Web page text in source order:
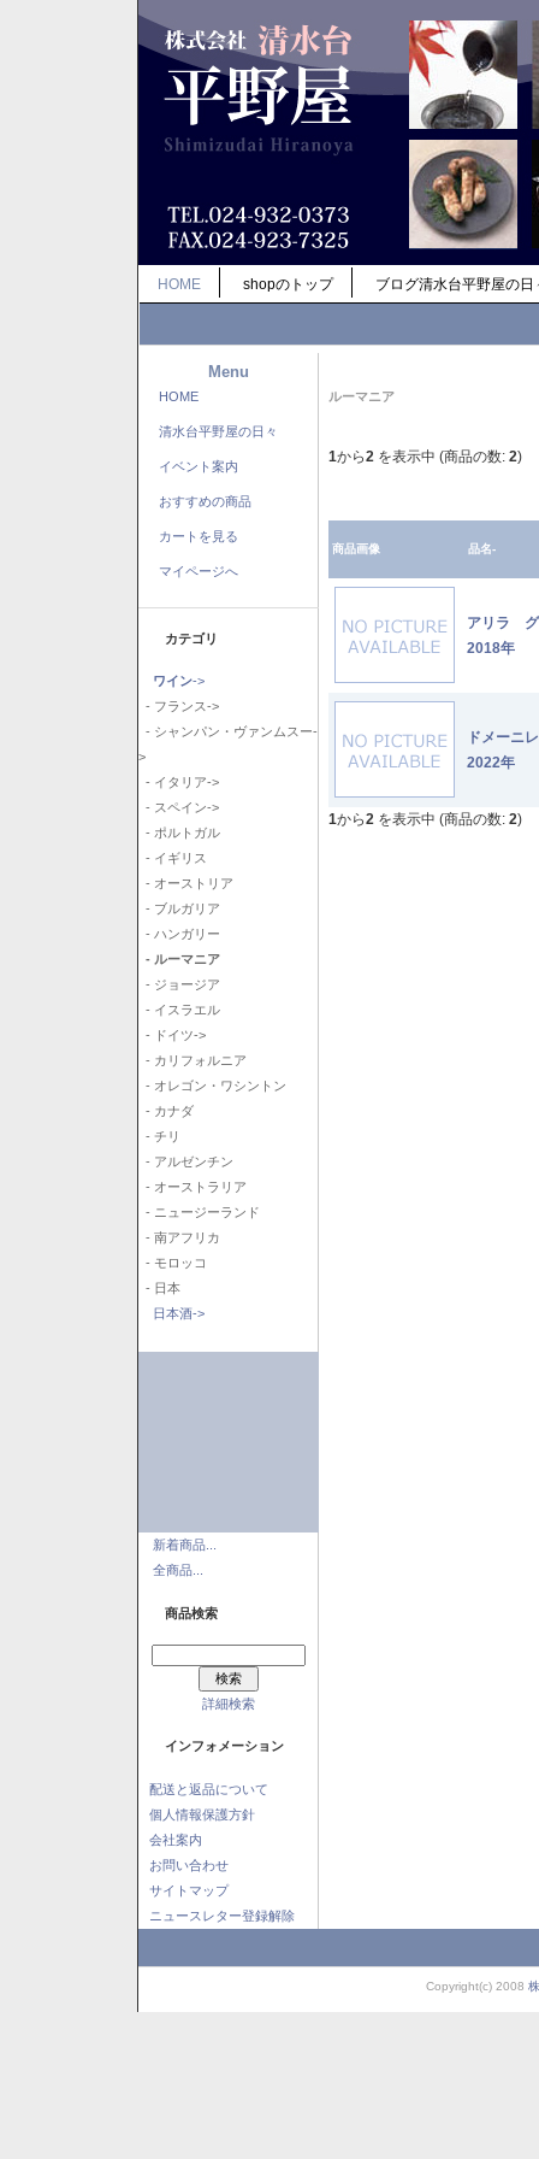
HOME shopのトップ ブログ清水台平野屋の日
Menu
HOME
清水台平野屋の日々
イベント案内
おすすめの商品
カートを見る
マイページへ
カテゴリ
ワイン->
- フランス->
- シャンパン・ヴァンムスー-
>
- イタリア->
- スペイン->
- ポルトガル
- イギリス
- オーストリア
- ブルガリア
- ハンガリー
- ルーマニア
- ジョージア
- イスラエル
- ドイツ->
- カリフォルニア
- オレゴン・ワシントン
- カナダ
- チリ
- アルゼンチン
- オーストラリア
- ニュージーランド
- 南アフリカ
- モロッコ
- 日本
日本酒->
新着商品...
全商品...
商品検索
詳細検索
インフォメーション
配送と返品について
個人情報保護方針
会社案内
お問い合わせ
サイトマップ
ニュースレター登録解除
ルーマニア
1から2 を表示中 (商品の数: 2)
商品画像 品名-
アリラ
2018年
ドメー
2022年
1から2 を表示中 (商品の数: 2)
Copyright(c) 2008